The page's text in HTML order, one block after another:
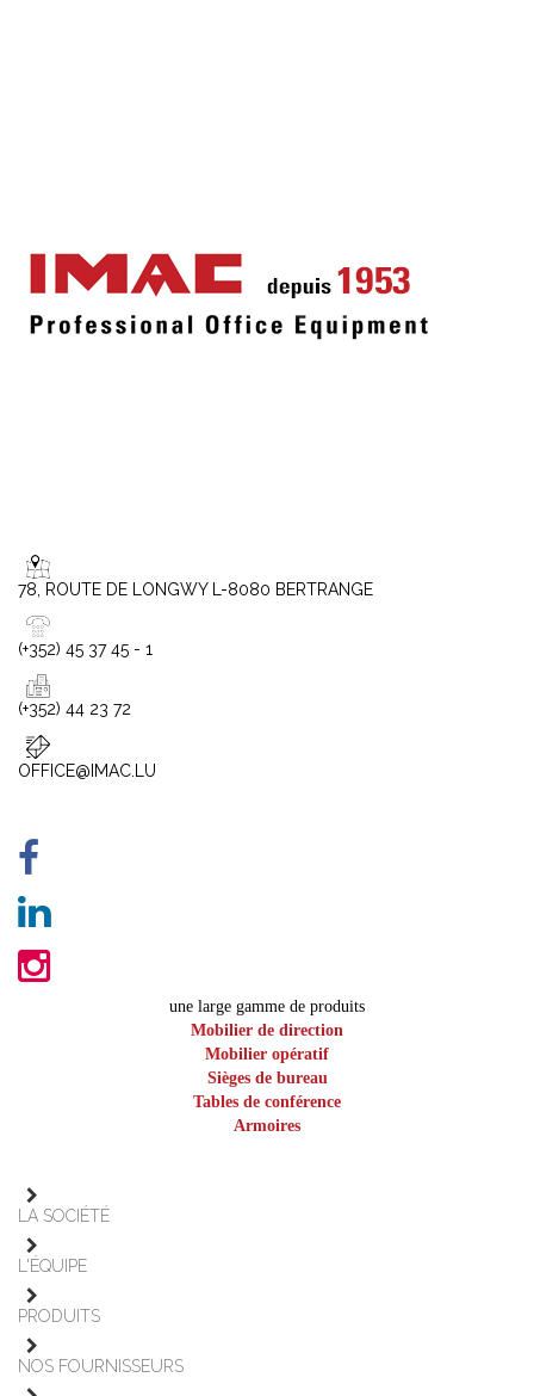
78, ROUTE DE LONGWY L-8080 BERTRANGE
(+352) 45 37 45 - 1
(+352) 44 23 72
OFFICE@IMAC.LU
une large gamme de produits
Mobilier de direction
Mobilier opératif
Sièges de bureau
Tables de conférence
Armoires
LA SOCIÉTÉ
L'ÉQUIPE
PRODUITS
NOS FOURNISSEURS